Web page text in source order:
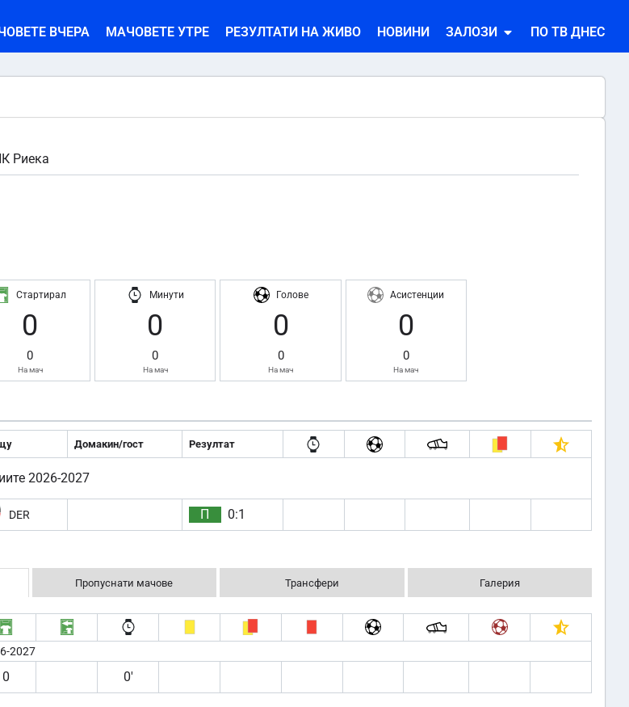
ВЧЕРА МАЧОВЕТЕ УТРЕ РЕЗУЛТАТИ НА ЖИВО НОВИНИ ЗАЛОЗИ ПО ТВ ДНЕС
Риека
Стартирал
0
0
На мач
Минути
0
0
На мач
Голове
0
0
На мач
Асистенции
0
0
На мач
Домакин/гост Резултат
2026-2027
DER П 0:1
Пропуснати мачове Трансфери Галерия
2027
0 0′